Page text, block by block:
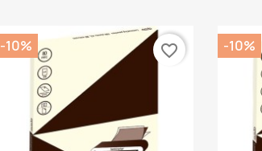
-10% favorite_border -10%